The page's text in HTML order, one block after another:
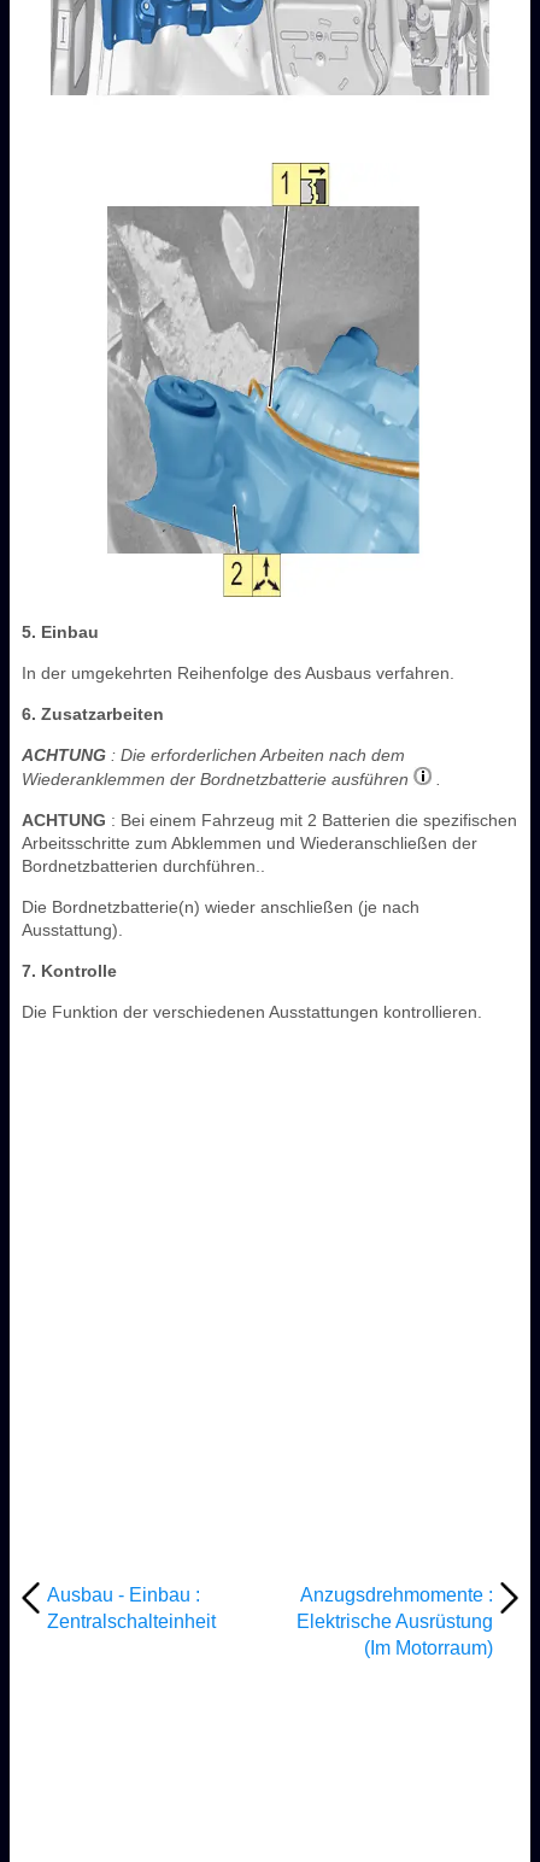
5. Einbau
In der umgekehrten Reihenfolge des Ausbaus verfahren.
6. Zusatzarbeiten
ACHTUNG : Die erforderlichen Arbeiten nach dem
Wiederanklemmen der Bordnetzbatterie ausführen
ACHTUNG : Bei einem Fahrzeug mit 2 Batterien die spezifischen
Arbeitsschritte zum Abklemmen und Wiederanschließen der
Bordnetzbatterien durchführen..
Die Bordnetzbatterie(n) wieder anschließen (je nach
Ausstattung).
7. Kontrolle
Die Funktion der verschiedenen Ausstattungen kontrollieren.
Ausbau - Einbau :
Zentralschalteinheit
Anzugsdrehmomente :
Elektrische Ausrüstung
(Im Motorraum)